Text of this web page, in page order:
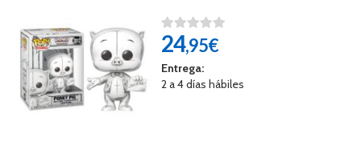
24,95€
Entrega:
2 a 4 días hábiles